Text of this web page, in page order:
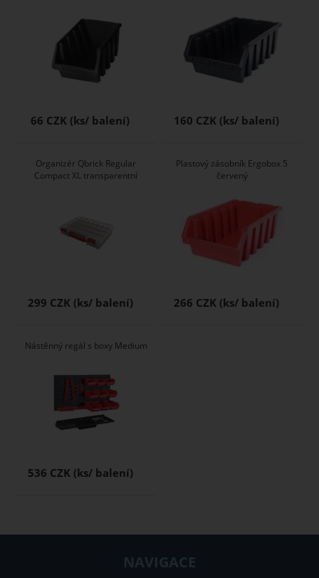
66 CZK 160 CZK
Organizér Qbrick Regular
Compact XL transparentní
299 CZK
Plastový zásobník Ergobox 5
červený
266 CZK
Nástěnný regál s boxy Medium
536 CZK
NAVIGACE